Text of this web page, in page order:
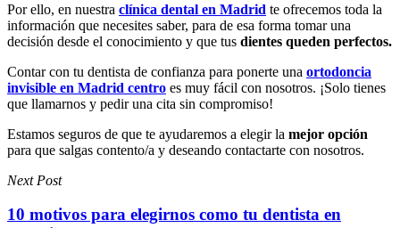
Por ello, en nuestra clínica dental en Madrid te ofrecemos toda la
información que necesites saber, para de esa forma tomar una
decisión desde el conocimiento y que tus dientes queden perfectos.
Contar con tu dentista de confianza para ponerte una ortodoncia
invisible en Madrid centro es muy fácil con nosotros. ¡Solo tienes
que llamarnos y pedir una cita sin compromiso!
Estamos seguros de que te ayudaremos a elegir la mejor opción
para que salgas contento/a y deseando contactarte con nosotros.
Next Post
10 motivos para elegirnos como tu dentista en